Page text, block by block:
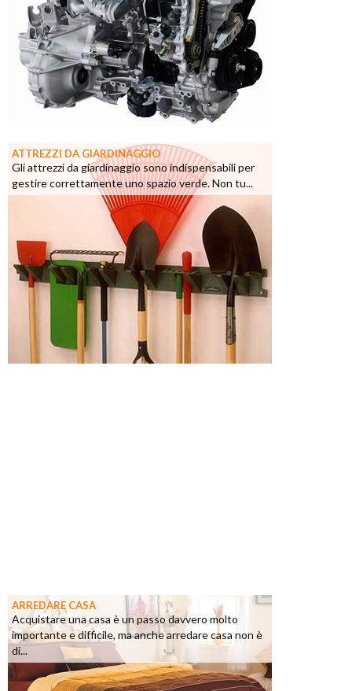
ATTREZZI DA GIARDINAGGIO
Gli attrezzi da giardinaggio sono indispensabili per
gestire correttamente uno spazio verde. Non tu...
ARREDARE CASA
Acquistare una casa è un passo davvero molto
importante e difficile, ma anche arredare casa non è
di...